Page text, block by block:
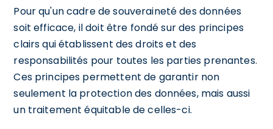
Pour qu'un cadre de souveraineté des données
soit efficace, il doit être fondé sur des principes
clairs qui établissent des droits et des
responsabilités pour toutes les parties prenantes.
Ces principes permettent de garantir non
seulement la protection des données, mais aussi
un traitement équitable de celles-ci.